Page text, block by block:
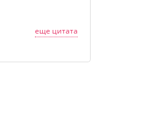
еще цитата